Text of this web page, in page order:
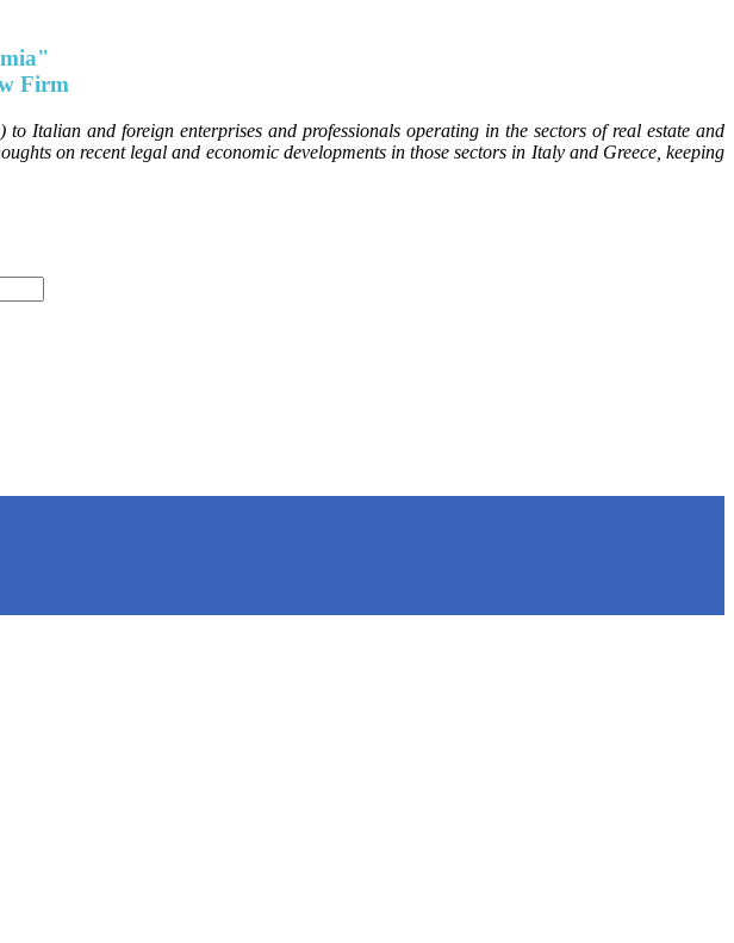
Firm
Italian and foreign enterprises and professionals operating in the sectors of real estate and
on recent legal and economic developments in those sectors in Italy and Greece, keeping